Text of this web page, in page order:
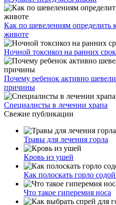
Как по шевелениям определить
животе
Ночной токсикоз на ранних
Почему ребенок активно
причины
Специалисты в лечении храпа
Свежие публикации
Травы для лечения горла
Кровь из ушей
Как полоскать горло
Что такое гиперемия носа